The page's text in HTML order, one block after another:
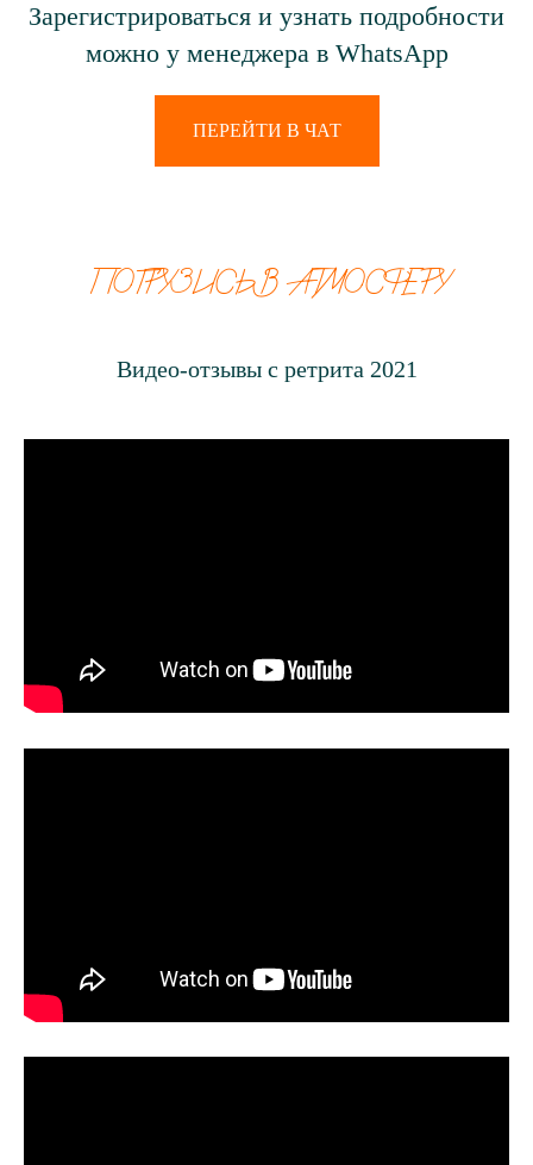
Зарегистрироваться и узнать подробности
можно у менеджера в WhatsApp
ПЕРЕЙТИ В ЧАТ
ПОГРУЗИСЬ В АТМОСФЕРУ
Видео-отзывы с ретрита 2021